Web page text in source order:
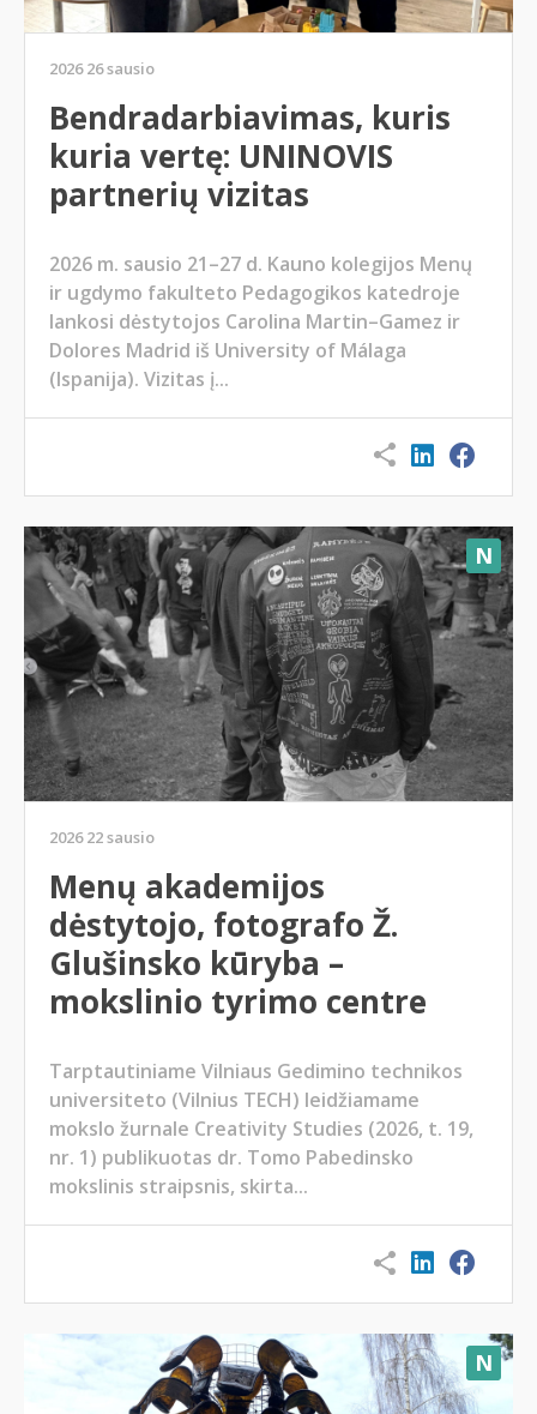
2026 26 sausio
Bendradarbiavimas, kuris
kuria vertę: UNINOVIS
partnerių vizitas
2026 m. sausio 21–27 d. Kauno kolegijos Menų
ir ugdymo fakulteto Pedagogikos katedroje
lankosi dėstytojos Carolina Martin–Gamez ir
Dolores Madrid iš University of Málaga
(Ispanija). Vizitas į...
N
2026 22 sausio
Menų akademijos
dėstytojo, fotografo Ž.
Glušinsko kūryba –
mokslinio tyrimo centre
Tarptautiniame Vilniaus Gedimino technikos
universiteto (Vilnius TECH) leidžiamame
mokslo žurnale Creativity Studies (2026, t. 19,
nr. 1) publikuotas dr. Tomo Pabedinsko
mokslinis straipsnis, skirta...
N